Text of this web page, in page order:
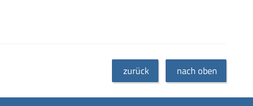
zurück nach oben